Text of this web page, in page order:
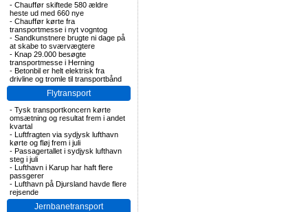
- Chauffør skiftede 580 ældre
heste ud med 660 nye
- Chauffør kørte fra
transportmesse i nyt vogntog
- Sandkunstnere brugte ni dage på
at skabe to sværvægtere
- Knap 29.000 besøgte
transportmesse i Herning
- Betonbil er helt elektrisk fra
drivline og tromle til transportbånd
Flytransport
- Tysk transportkoncern kørte
omsætning og resultat frem i andet
kvartal
- Luftfragten via sydjysk lufthavn
kørte og fløj frem i juli
- Passagertallet i sydjysk lufthavn
steg i juli
- Lufthavn i Karup har haft flere
passgerer
- Lufthavn på Djursland havde flere
rejsende
Jernbanetransport